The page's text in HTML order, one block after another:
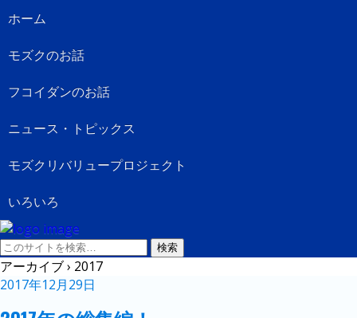
ホーム
モズクのお話
フコイダンのお話
ニュース・トピックス
モズクリバリュープロジェクト
いろいろ
アーカイブ › 2017
2017年12月29日